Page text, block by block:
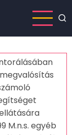
M.n.s. egyéb